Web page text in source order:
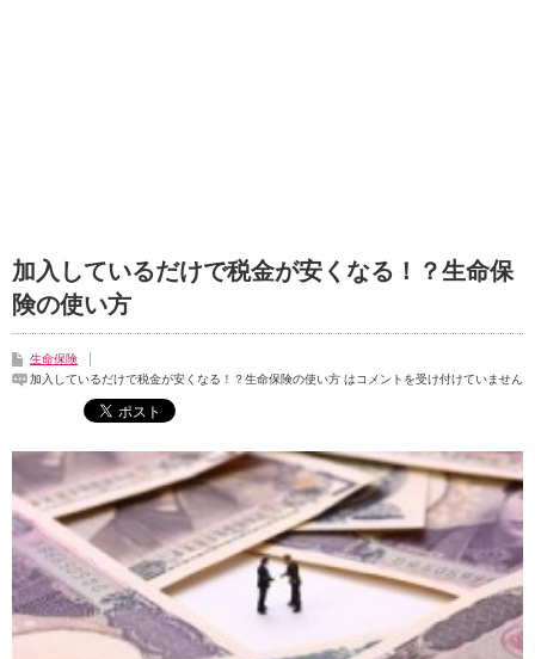
加入しているだけで税金が安くなる！？生命保
険の使い方
生命保険
加入しているだけで税金が安くなる！？生命保険の使い方 はコメントを受け付けていません